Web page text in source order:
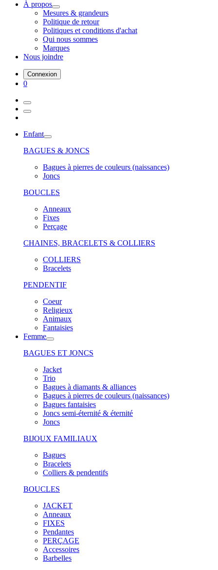
À propos
Mesures & grandeurs
Politique de retour
Politiques et conditions d'achat
Qui nous sommes
Marques
Nous joindre
Connexion
0
Enfant
BAGUES & JONCS
Bagues à pierres de couleurs (naissances)
Joncs
BOUCLES
Anneaux
Fixes
Perçage
CHAINES, BRACELETS & COLLIERS
COLLIERS
Bracelets
PENDENTIF
Coeur
Religieux
Animaux
Fantaisies
Femme
BAGUES ET JONCS
Jacket
Trio
Bagues à diamants & alliances
Bagues à pierres de couleurs (naissances)
Bagues fantaisies
Joncs semi-éternité & éternité
Joncs
BIJOUX FAMILIAUX
Bagues
Bracelets
Colliers & pendentifs
BOUCLES
JACKET
Anneaux
FIXES
Pendantes
PERÇAGE
Accessoires
Barbelles